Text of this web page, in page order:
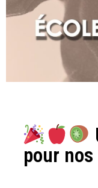
pour